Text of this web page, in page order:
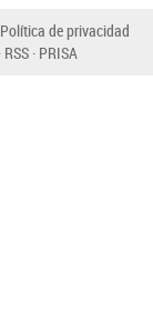
Política de privacidad
RSS PRISA